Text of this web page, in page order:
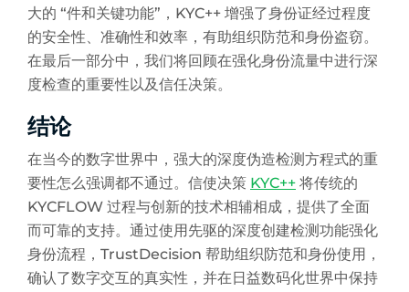
大的 “件和关键功能”，KYC++ 增强了身份证经过程度
的安全性、准确性和效率，有助组织防范和身份盗窃。
在最后一部分中，我们将回顾在强化身份流量中进行深
度检查的重要性以及信任决策。
结论
在当今的数字世界中，强大的深度伪造检测方程式的重
要性怎么强调都不通过。信使决策 KYC++ 将传统的
KYCFLOW 过程与创新的技术相辅相成，提供了全面
而可靠的支持。通过使用先驱的深度创建检测功能强化
身份流程，TrustDecision 帮助组织防范和身份使用，
确认了数字交互的真实性，并在日益数码化世界中保持